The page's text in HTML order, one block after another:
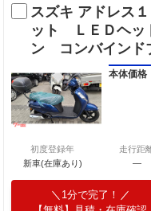
スズキ アドレス
ット ＬＥＤヘッ
ン コンバインド
本体価格
初度登録年
新車(在庫あり)
走行距
―
1分で完了！